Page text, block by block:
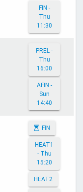
FIN -
Thu
11:30
PREL -
Thu
16:00
AFIN -
Sun
14:40
FIN
HEAT1
- Thu
15:20
HEAT2